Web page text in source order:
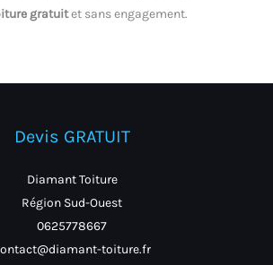
gratuitet sans engagement.
Devis GRATUIT
Diamant Toiture
Région Sud-Ouest
0625778667
toiture.fr